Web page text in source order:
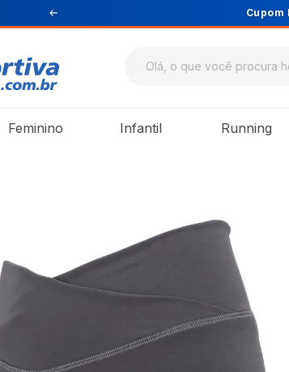
Cupom
Feminino Infantil Running